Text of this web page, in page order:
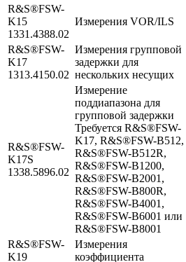
R&S®FSW-
K15
1331.4388.02
Измерения VOR/ILS
R&S®FSW-
K17
1313.4150.02
Измерения групповой
задержки для
нескольких несущих
R&S®FSW-
K17S
1338.5896.02
Измерение
поддиапазона для
групповой задержки
Требуется R&S®FSW-
K17, R&S®FSW-B512,
R&S®FSW-B512R,
R&S®FSW-B1200,
R&S®FSW-B2001,
R&S®FSW-B800R,
R&S®FSW-B4001,
R&S®FSW-B6001 или
R&S®FSW-B8001
R&S®FSW-
K19
Измерения
коэффициента